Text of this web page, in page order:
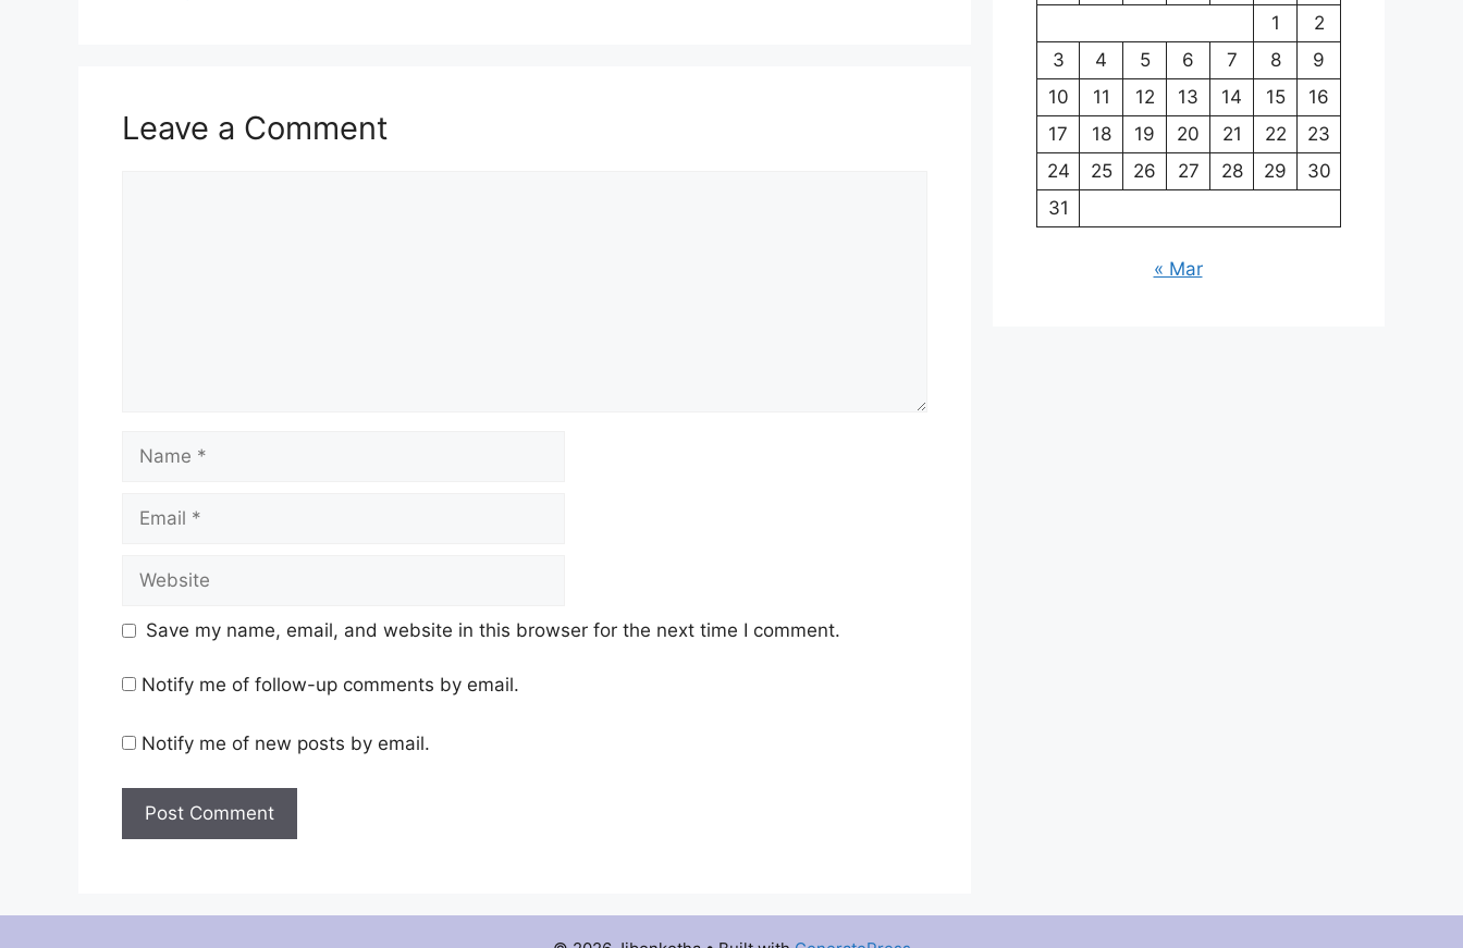
Leave a Comment
Save my name, email, and website in this browser for the next time I comment.
Notify me of follow-up comments by email.
Notify me of new posts by email.
1
2
3
4 5 6 7 8
9
10
11 12 13 14 15
16
17
18 19 20 21 22
23
24
25 26 27 28 29
30
31
« Mar